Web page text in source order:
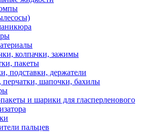
колпачки, зажимы
пакеты
подставки, держатели
шапочки, бахилы
и шарики для гласперленового
пальцев